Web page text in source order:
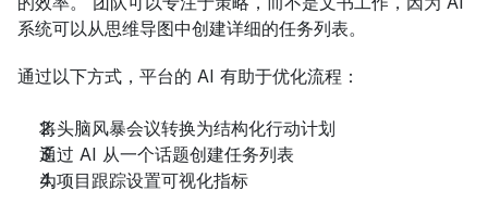
系统可以从思维导图中创建详细的任务列表。
通过以下方式，平台的 AI 有助于优化流程：
将头脑风暴会议转换为结构化行动计划
通过 AI 从一个话题创建任务列表
为项目跟踪设置可视化指标